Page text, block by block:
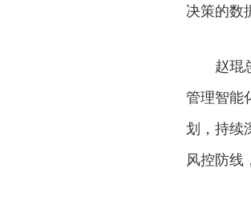
决策的数
赵琨
管理智能
划，持续
风控防线